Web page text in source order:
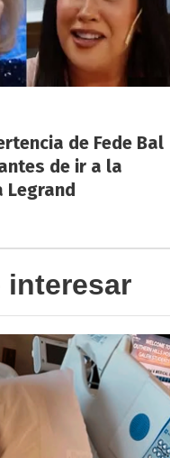
de Fede Bal
de ir a la
Legrand
interesar